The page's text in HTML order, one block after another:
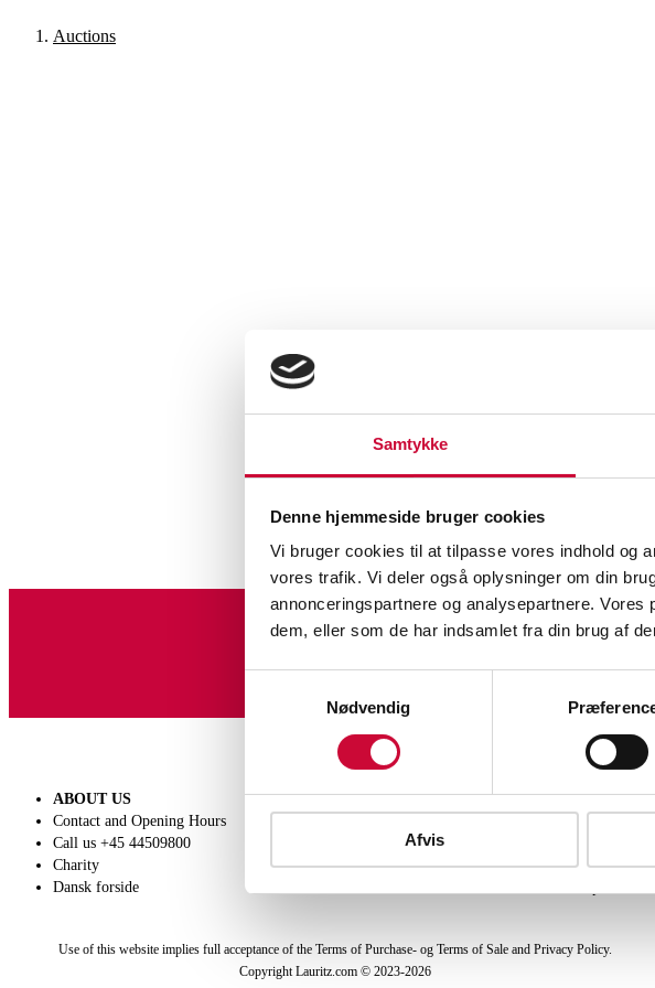
Samtykke
Denne hjemmeside bruger cookies
Vi bruger cookies til at tilpasse vores indhold og
vores trafik. Vi deler også oplysninger om din
annonceringspartnere og analysepartnere.
dem, eller som de har indsamlet fra din brug af
Nødvendig
Afvis
Auctions
ABOUT US
Contact and Opening Hours
Call us +45 44509800
Charity
Dansk forside
SELL
Conditions of sale
PURCHASE
Privacy Policy
Use of this website implies full acceptance of the Terms of Purchase- og Terms of Sale and Privacy Policy.
Copyright Lauritz.com © 2023-2026